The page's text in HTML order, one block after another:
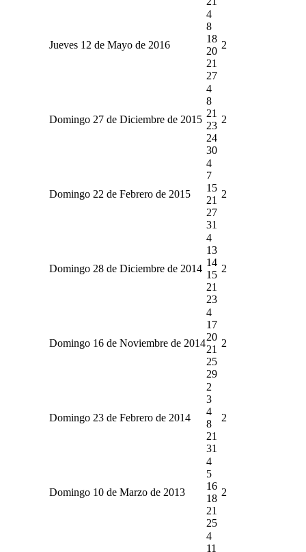
Jueves 12 de Mayo de 2016
4
8
18
20
21
27
2
Domingo 27 de Diciembre de 2015
4
8
21
23
24
30
2
Domingo 22 de Febrero de 2015
4
7
15
21
27
31
2
Domingo 28 de Diciembre de 2014
4
13
14
15
21
23
2
Domingo 16 de Noviembre de 2014
4
17
20
21
25
29
2
Domingo 23 de Febrero de 2014
2
3
4
8
21
31
2
Domingo 10 de Marzo de 2013
4
5
16
18
21
25
2
4
11